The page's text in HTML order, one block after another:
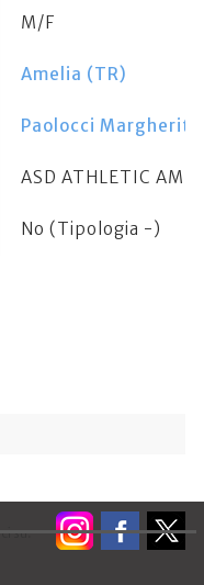
M/F
Amelia (TR)
Paolocci
ASD ATHLETIC
No (Tipologia -)
su: